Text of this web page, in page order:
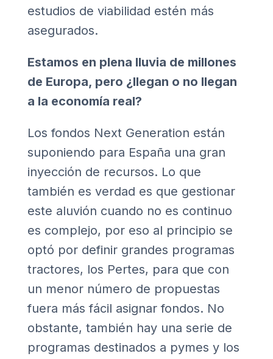
estudios de viabilidad estén más
asegurados.
Estamos en plena lluvia de millones
de Europa, pero ¿llegan o no llegan
a la economía real?
Los fondos Next Generation están
suponiendo para España una gran
inyección de recursos. Lo que
también es verdad es que gestionar
este aluvión cuando no es continuo
es complejo, por eso al principio se
optó por definir grandes programas
tractores, los Pertes, para que con
un menor número de propuestas
fuera más fácil asignar fondos. No
obstante, también hay una serie de
programas destinados a pymes y los